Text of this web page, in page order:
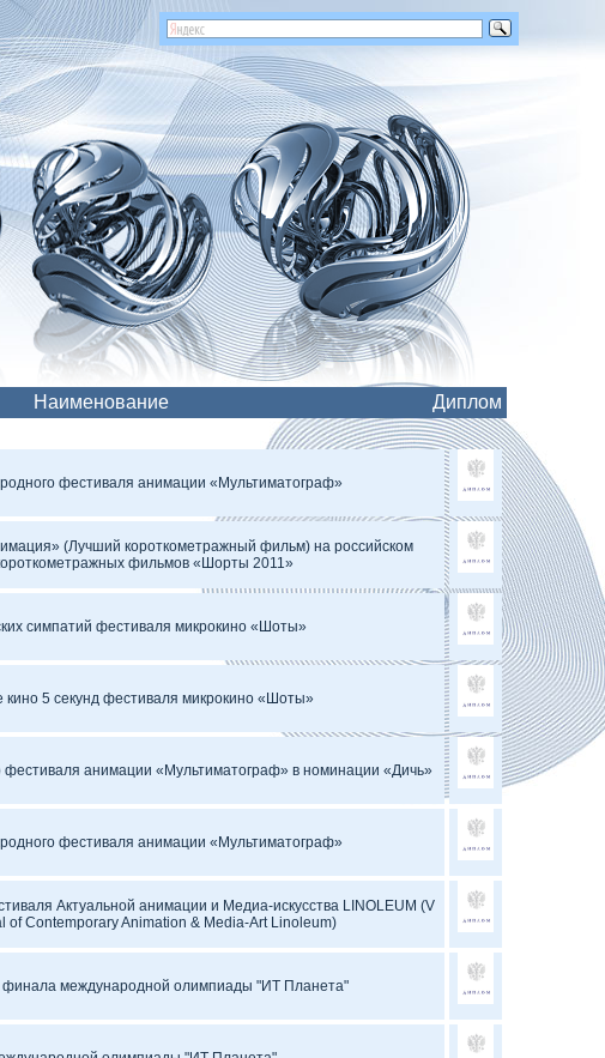
Наименование Диплом
фестиваля анимации «Мультиматограф»
(Лучший короткометражный фильм) на российском
фильмов «Шорты 2011»
симпатий фестиваля микрокино «Шоты»
кино 5 секунд фестиваля микрокино «Шоты»
анимации «Мультиматограф» в номинации «Дичь»
фестиваля анимации «Мультиматограф»
Актуальной анимации и Медиа-искусства LINOLEUM (V
of Contemporary Animation & Media-Art Linoleum)
международной олимпиады "ИТ Планета"